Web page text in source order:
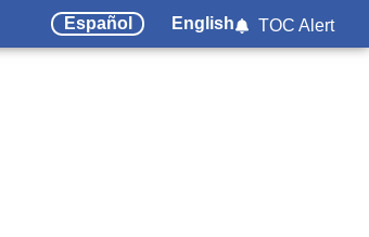
Español English TOC Alert